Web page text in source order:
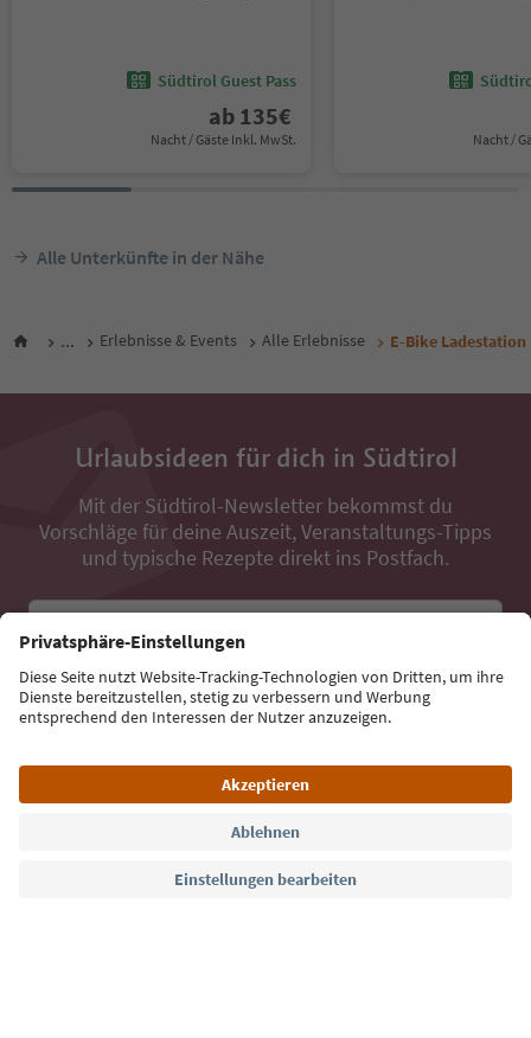
Südtirol Guest Pass
ab 135€
Nacht / Gäste Inkl. MwSt. Nacht /
Alle Unterkünfte in der Nähe
... Erlebnisse & Events Alle Erlebnisse E-Bike Ladestation
Urlaubsideen für dich in Südtirol
Mit der Südtirol-Newsletter bekommst du
Vorschläge für deine Auszeit, Veranstaltungs-Tipps
und typische Rezepte direkt ins Postfach.
Jetzt anmelden